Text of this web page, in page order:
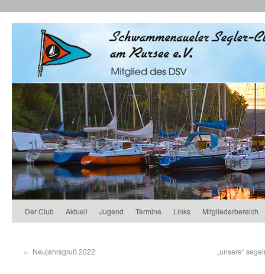
Der Club Aktuell Jugend Termine Links Mitgliederbereich
← Neujahrsgruß 2022 „unsere“